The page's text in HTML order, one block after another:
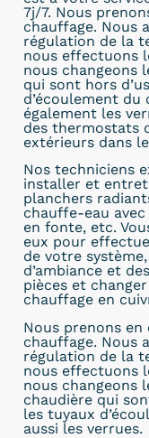
7j/7. Nous
chauffage. Nous
régulation de la
nous effectuons
nous changeons
qui sont hors
d’écoulement
également les
des thermostats
extérieurs dans
Nos techniciens
installer et
planchers
chauffe-eau
en fonte, etc.
eux pour
de votre
d’ambiance et
pièces et
chauffage en
Nous prenons
chauffage. Nous
régulation de la
nous effectuons
nous changeons
chaudière qui
les tuyaux
aussi les verrues.